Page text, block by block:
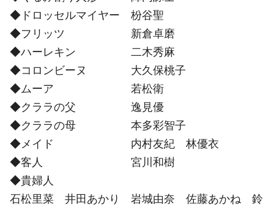
◆ドロッセルマイヤー 枌谷聖
◆フリッツ 新倉卓磨
◆ハーレキン 二木秀麻
◆コロンビーヌ 大久保桃子
◆ムーア 若松衛
◆クララの父 逸見優
◆クララの母 本多彩智子
◆メイド 内村友紀 林優衣
◆客人 宮川和樹
◆貴婦人
石松里菜 井田あかり 岩城由奈 佐藤あかね 鈴